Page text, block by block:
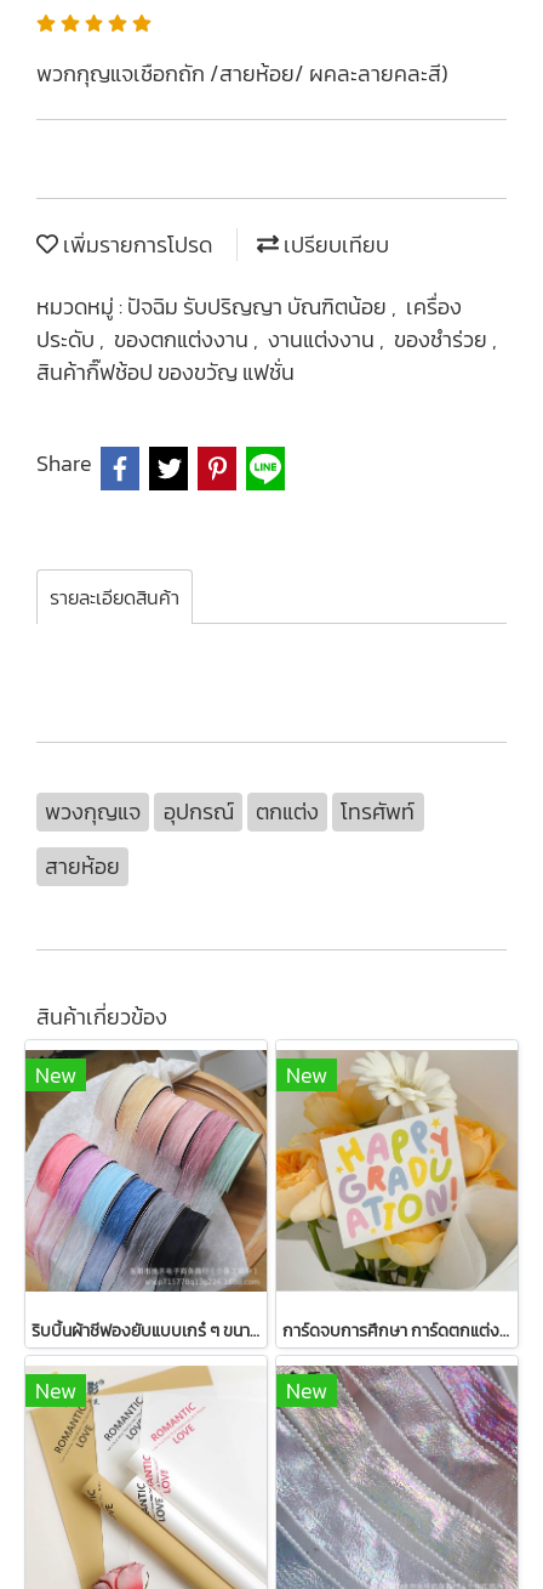
พวกกุญแจเชือกถัก /สายห้อย/ ผคละลายคละสี)
เพิ่มรายการโปรด
เปรียบเทียบ
หมวดหมู่ :ปัจฉิม รับปริญญา บัณฑิตน้อย , เครื่อง
ประดับ , ของตกแต่งงาน , งานแต่งงาน , ของชำร่วย ,
สินค้ากิ๊ฟช้อป ของขวัญ แฟชั่น
Share
รายละเอียดสินค้า
พวงกุญแจ อุปกรณ์ ตกแต่ง
โทรศัพท์
สายห้อย
สินค้าเกี่ยวข้อง
New
ริบบิ้นผ้าชีฟองยับแบบเกร๋ ๆ ขนาด 4ซม. ยาว 10 หลา
New
การ์ดจบการศึกษา การ์ดตกแต่งขนาด 8*6.5 ซม 1 แพ็ค มี 50 ชิ้น
New New